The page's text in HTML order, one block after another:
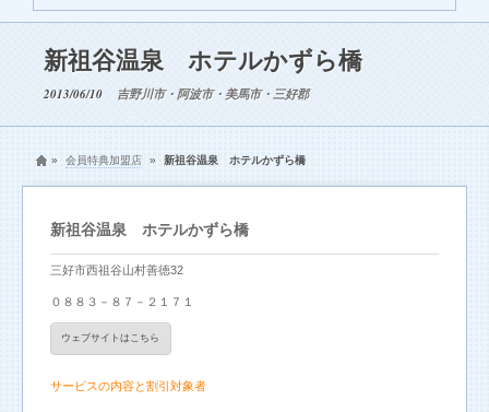
新祖谷温泉 ホテルかずら橋
2013/06/10 吉野川市・阿波市・美馬市・三好郡
» 会員特典加盟店 » 新祖谷温泉 ホテルかずら橋
新祖谷温泉 ホテルかずら橋
三好市西祖谷山村善徳32
０８８３－８７－２１７１
ウェブサイトはこちら
サービスの内容と割引対象者